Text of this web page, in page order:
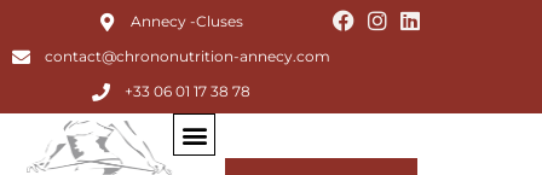
Annecy -Cluses
contact@chrononutrition-annecy.com
+33 06 01 17 38 78